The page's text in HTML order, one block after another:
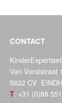
CONTACT
Van Vorststraat
5622 CV
T: +31 (0)88